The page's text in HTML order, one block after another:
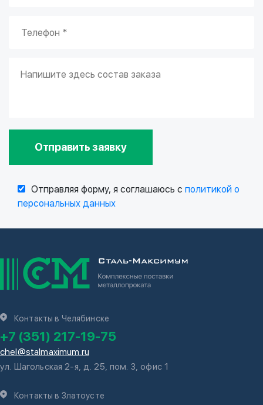
Отправить заявку
Отправляя форму, я соглашаюсь с политикой о
персональных данных
Контакты в Челябинске
+7 (351) 217-19-75
chel@stalmaximum.ru
ул. Шагольская 2-я, д. 25, пом. 3, офис 1
Контакты в Златоусте